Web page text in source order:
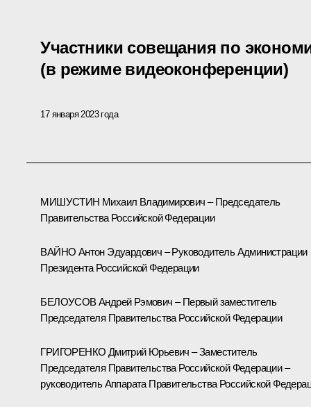
Участники совещания по
(в режиме видеоконференции)
17 января 2023 года
МИШУСТИН Михаил Владимирович – Председатель
Правительства Российской Федерации
ВАЙНО Антон Эдуардович – Руководитель Администрации
Президента Российской Федерации
БЕЛОУСОВ Андрей Рэмович – Первый заместитель
Председателя Правительства Российской Федерации
ГРИГОРЕНКО Дмитрий Юрьевич – Заместитель
Председателя Правительства Российской Федерации –
руководитель Аппарата Правительства Российской